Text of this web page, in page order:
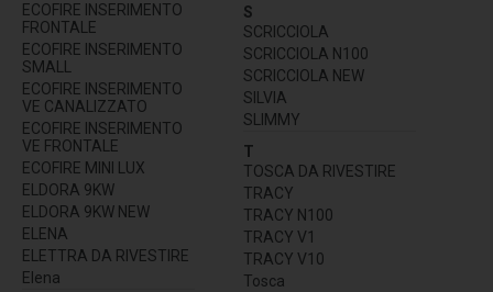
ECOFIRE INSERIMENTO
FRONTALE
ECOFIRE INSERIMENTO
SMALL
ECOFIRE INSERIMENTO
VE CANALIZZATO
ECOFIRE INSERIMENTO
VE FRONTALE
ECOFIRE MINI LUX
ELDORA 9KW
ELDORA 9KW NEW
ELENA
ELETTRA DA RIVESTIRE
Elena
S
SCRICCIOLA
SCRICCIOLA N100
SCRICCIOLA NEW
SILVIA
SLIMMY
T
TOSCA DA RIVESTIRE
TRACY
TRACY N100
TRACY V1
TRACY V10
Tosca